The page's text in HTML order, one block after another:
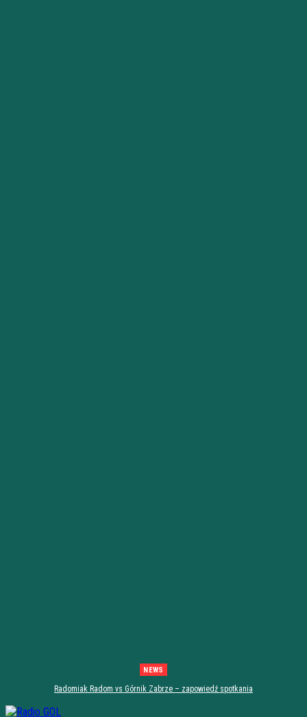
NEWS
Radomiak Radom vs Górnik Zabrze – zapowiedź spotkania